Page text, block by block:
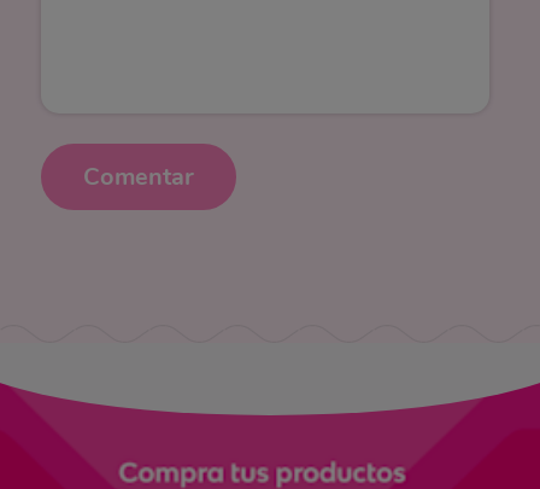
Comentar